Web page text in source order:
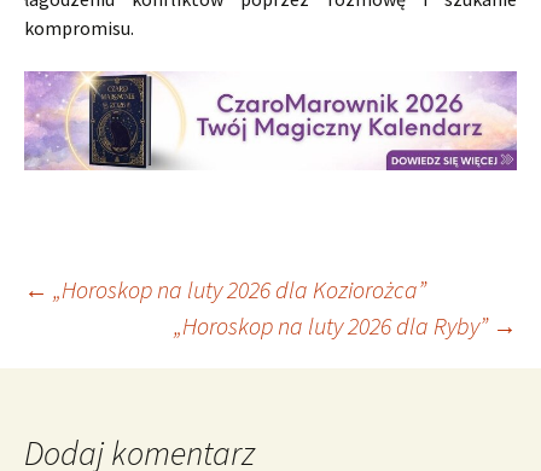
kompromisu.
Nawigacja
wpisu
← „Horoskop na luty 2026 dla Koziorożca”
„Horoskop na luty 2026 dla Ryby” →
Dodaj komentarz